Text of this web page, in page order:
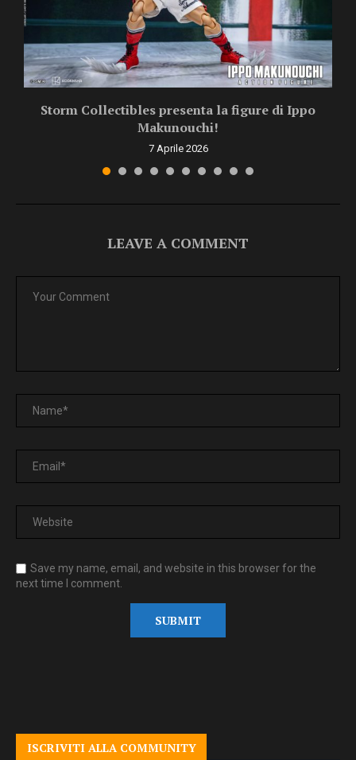
Storm Collectibles presenta la figure di Ippo
Makunouchi!
7 Aprile 2026
LEAVE A COMMENT
Save my name, email, and website in this browser for the
next time I comment.
ISCRIVITI ALLA COMMUNITY